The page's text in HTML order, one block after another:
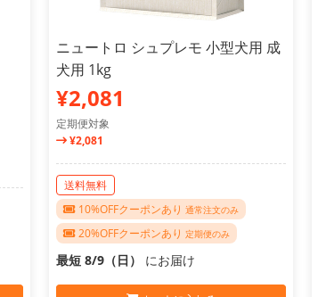
ニュートロ シュプレモ 小型犬用 成
犬用 1kg
¥2,081
定期便対象
¥2,081
送料無料
10%OFFクーポンあり 通常注文のみ
20%OFFクーポンあり 定期便のみ
最短 8/9（日） にお届け